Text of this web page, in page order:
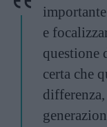
e
questione
certa che